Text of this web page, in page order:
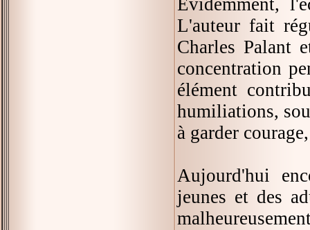
Évidemment,
L'auteur fait
Charles Palant
concentration
élément
humiliations,
à garder
Aujourd'hui
jeunes et des